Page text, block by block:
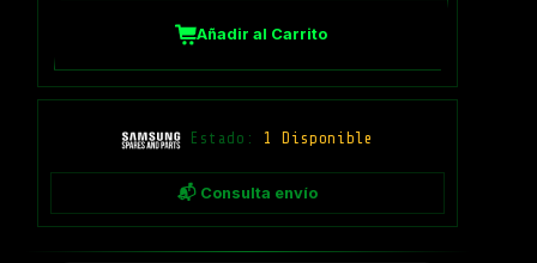
Añadir al Carrito
Estado: 1 Disponible
📬 Consulta envío